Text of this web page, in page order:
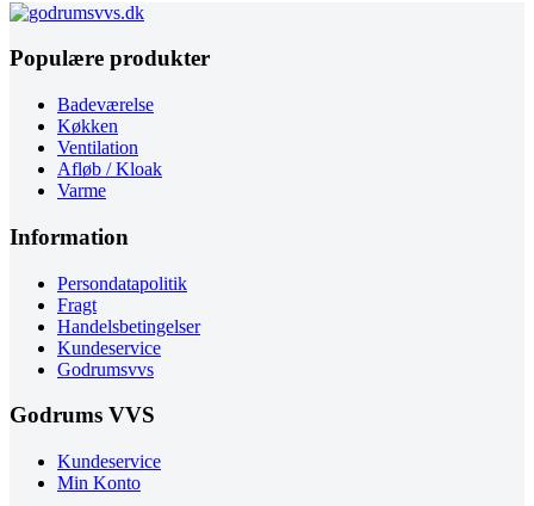
Populære produkter
Badeværelse
Køkken
Ventilation
Afløb / Kloak
Varme
Information
Persondatapolitik
Fragt
Handelsbetingelser
Kundeservice
Godrumsvvs
Godrums VVS
Kundeservice
Min Konto